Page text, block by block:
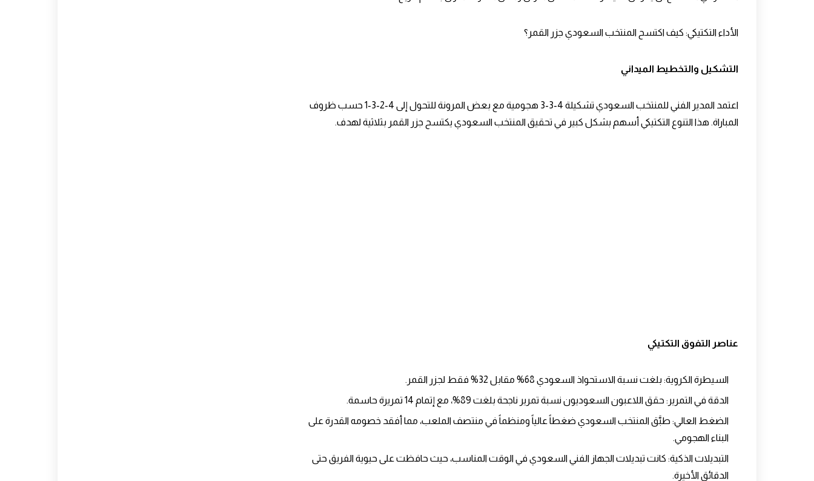
الأداء التكتيكي: كيف اكتسح المنتخب السعودي جزر القمر؟
التشكيل والتخطيط الميداني
اعتمد المدير الفني للمنتخب السعودي تشكيلة 4-3-3 هجومية مع بعض المرونة للتحول إلى 4-2-3-1 حسب ظروف
المباراة. هذا التنوع التكتيكي أسهم بشكل كبير في تحقيقالمنتخب السعودي يكتسح جزر القمر بثلاثية لهدف.
عناصر التفوق التكتيكي
السيطرة الكروية: بلغت نسبة الاستحواذ السعودي 68% مقابل 32% فقط لجزر القمر.
الدقة في التمرير : حقق اللاعبون السعوديون نسبة تمرير ناجحة بلغت 89%، مع إتمام 14 تمريرة حاسمة.
الضغط العالي: طبَّق المنتخب السعودي ضغطاً عالياً ومنظماً في منتصف الملعب، مما أفقد خصومه القدرة على
البناء الهجومي.
التبديلات الذكية: كانت تبديلات الجهاز الفني السعودي في الوقت المناسب، حيث حافظت على حيوية الفريق حتى
الدقائق الأخيرة.